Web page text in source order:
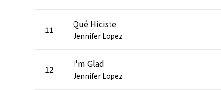
11 Qué Hiciste
Jennifer Lopez
12 I'm Glad
Jennifer Lopez